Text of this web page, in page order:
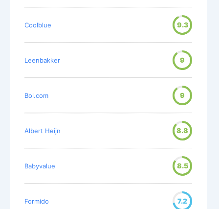
Coolblue 9.3
Leenbakker 9
Bol.com 9
Albert Heijn 8.8
Babyvalue 8.5
Formido 7.2